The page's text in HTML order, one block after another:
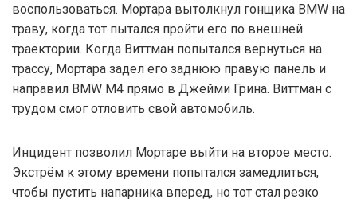
воспользоваться. Мортара вытолкнул гонщика BMW на
траву, когда тот пытался пройти его по внешней
траектории. Когда Виттман попытался вернуться на
трассу, Мортара задел его заднюю правую панель и
направил BMW M4 прямо в Джейми Грина. Виттман с
трудом смог отловить свой автомобиль.
Инцидент позволил Мортаре выйти на второе место.
Экстрём к этому времени попытался замедлиться,
чтобы пустить напарника вперед, но тот стал резко